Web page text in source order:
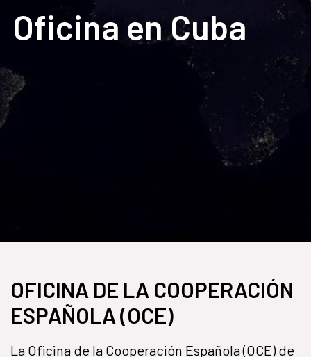
Oficina en Cuba
OFICINA DE LA COOPERACIÓN
ESPAÑOLA (OCE)
La Oficina de la Cooperación Española (OCE) de